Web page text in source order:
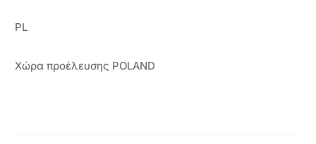
PL
Χώρα προέλευσης POLAND